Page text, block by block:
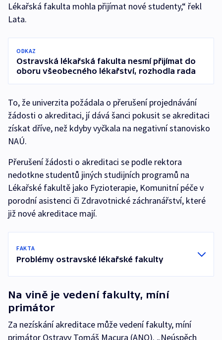
Lékařská fakulta mohla přijímat nové studenty,“ řekl
Lata.
ODKAZ
Ostravská lékařská fakulta nesmí přijímat do
oboru všeobecného lékařství, rozhodla rada
To, že univerzita požádala o přerušení projednávání
žádosti o akreditaci, jí dává šanci pokusit se akreditaci
získat dříve, než kdyby vyčkala na negativní stanovisko
NAÚ.
Přerušení žádosti o akreditaci se podle rektora
nedotkne studentů jiných studijních programů na
Lékařské fakultě jako Fyzioterapie, Komunitní péče v
porodní asistenci či Zdravotnické záchranářství, které
již nové akreditace mají.
FAKTA
Problémy ostravské lékařské fakulty
Na vině je vedení fakulty, míní
primátor
Za nezískání akreditace může vedení fakulty, míní
primátor Ostravy Tomáš Macura (ANO). „Neúspěch